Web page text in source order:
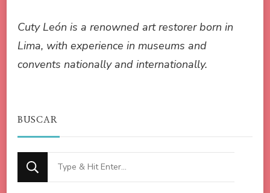
Cuty León is a renowned art restorer born in
Lima, with experience in museums and
convents nationally and internationally.
BUSCAR
Looking
for